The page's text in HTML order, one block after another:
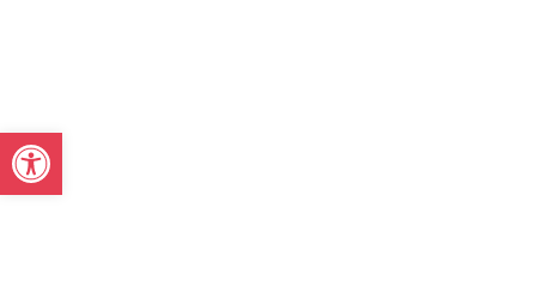
Abrir barra de herramientas